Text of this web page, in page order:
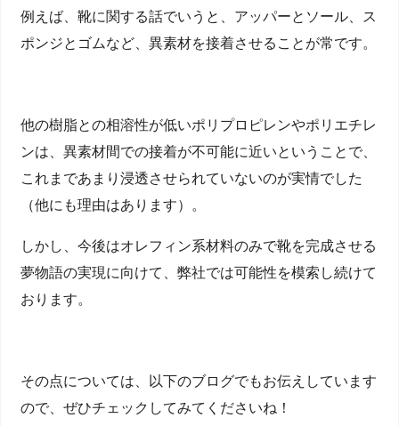
例えば、靴に関する話でいうと、アッパーとソール、ス
ポンジとゴムなど、異素材を接着させることが常です。
他の樹脂との相溶性が低いポリプロピレンやポリエチレ
ンは、異素材間での接着が不可能に近いということで、
これまであまり浸透させられていないのが実情でした
（他にも理由はあります）。
しかし、今後はオレフィン系材料のみで靴を完成させる
夢物語の実現に向けて、弊社では可能性を模索し続けて
おります。
その点については、以下のブログでもお伝えしています
ので、ぜひチェックしてみてくださいね！